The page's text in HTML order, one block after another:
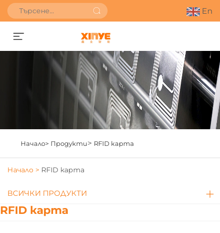
En
Получете оферта
Начало> Продукти> RFID карта
Начало > RFID карта
ВСИЧКИ ПРОДУКТИ
RFID карта